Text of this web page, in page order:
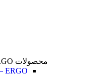
محصولات ERGO ارگو
ERGO – ارگو